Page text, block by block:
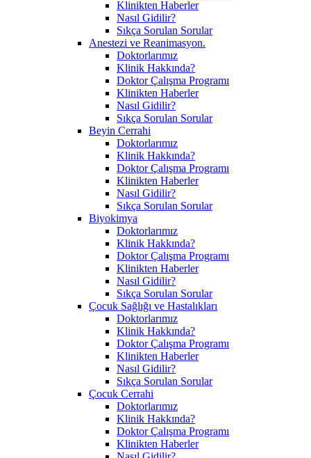
Klinikten Haberler
Nasıl Gidilir?
Sıkça Sorulan Sorular
Anestezi ve Reanimasyon.
Doktorlarımız
Klinik Hakkında?
Doktor Çalışma Programı
Klinikten Haberler
Nasıl Gidilir?
Sıkça Sorulan Sorular
Beyin Cerrahi
Doktorlarımız
Klinik Hakkında?
Doktor Çalışma Programı
Klinikten Haberler
Nasıl Gidilir?
Sıkça Sorulan Sorular
Biyokimya
Doktorlarımız
Klinik Hakkında?
Doktor Çalışma Programı
Klinikten Haberler
Nasıl Gidilir?
Sıkça Sorulan Sorular
Çocuk Sağlığı ve Hastalıkları
Doktorlarımız
Klinik Hakkında?
Doktor Çalışma Programı
Klinikten Haberler
Nasıl Gidilir?
Sıkça Sorulan Sorular
Çocuk Cerrahi
Doktorlarımız
Klinik Hakkında?
Doktor Çalışma Programı
Klinikten Haberler